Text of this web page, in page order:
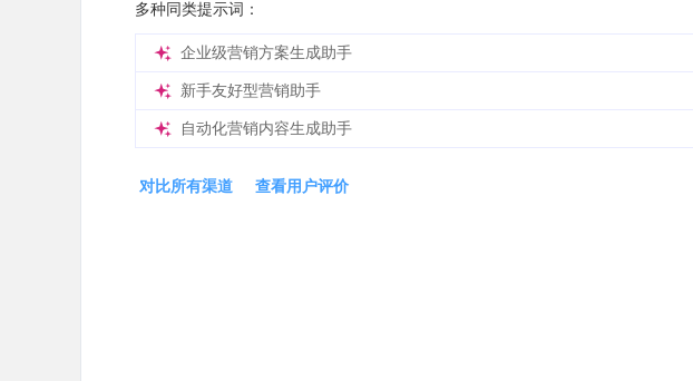
多种同类提示词：
企业级营销方案生成助手
新手友好型营销助手
自动化营销内容生成助手
对比所有渠道 查看用户评价